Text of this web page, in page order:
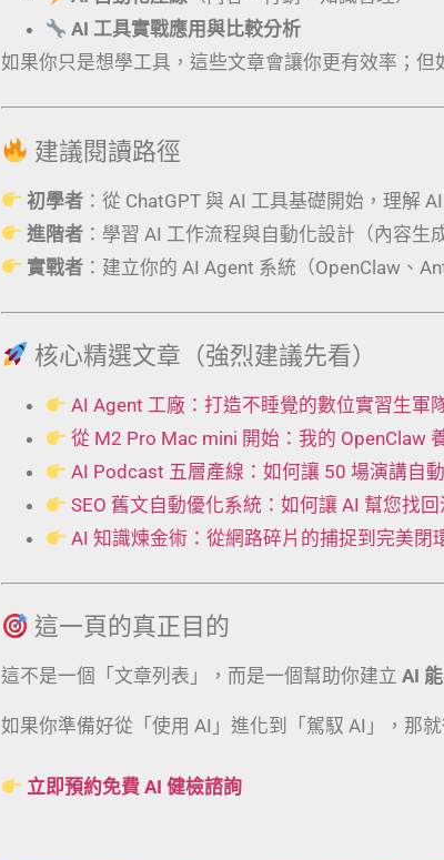
AI 工具實戰應用與比較分析
如果你只是想學工具，這些文章會讓你更有效率；但
建議閱讀路徑
初學者 ：從 ChatGPT 與 AI 工具基礎開始，理解
進階者 ：學習 AI 工作流程與自動化設計（內容生
實戰者 ：建立你的 AI Agent 系統（OpenClaw、
核心精選文章（強烈建議先看）
AI Agent 工廠：打造不睡覺的數位實習生軍
從 M2 Pro Mac mini 開始：我的 OpenClaw
AI Podcast 五層產線：如何讓 50 場演講自
SEO 舊文自動優化系統：如何讓 AI 幫您找回
AI 知識煉金術：從網路碎片的捕捉到完美閉
這一頁的真正目的
這不是一個「文章列表」，而是一個幫助你建立 AI
如果你準備好從「使用 AI」進化到「駕馭 AI」，那就
立即預約免費 AI 健檢諮詢